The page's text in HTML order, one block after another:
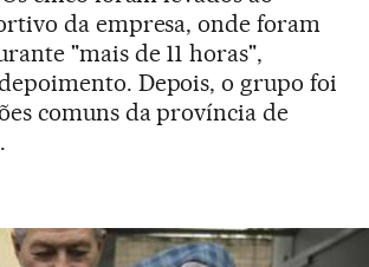
da empresa, onde foram
"mais de 11 horas",
Depois, o grupo foi
comuns da província de